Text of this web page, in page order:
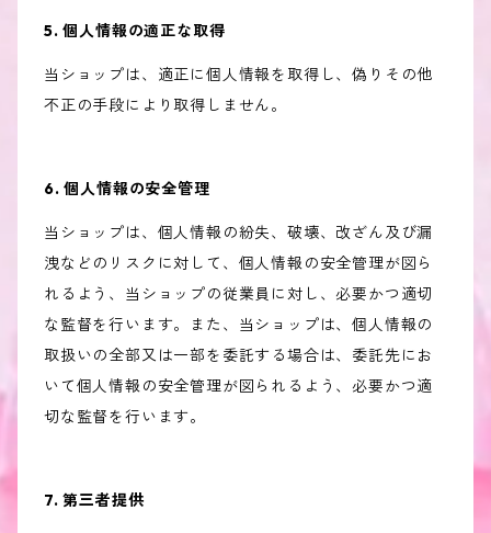
5. 個人情報の適正な取得
当ショップは、適正に個人情報を取得し、偽りその他
不正の手段により取得しません。
6. 個人情報の安全管理
当ショップは、個人情報の紛失、破壊、改ざん及び漏
洩などのリスクに対して、個人情報の安全管理が図ら
れるよう、当ショップの従業員に対し、必要かつ適切
な監督を行います。また、当ショップは、個人情報の
取扱いの全部又は一部を委託する場合は、委託先にお
いて個人情報の安全管理が図られるよう、必要かつ適
切な監督を行います。
7. 第三者提供